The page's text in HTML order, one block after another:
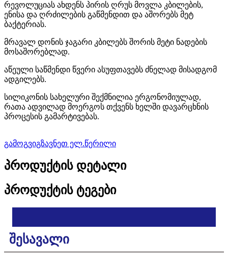
რევოლუციას ახდენს პირის ღრუს მოვლა კბილების,
ენისა და ღრძილების გაწმენდით და აშორებს მეტ
ბაქტერიას.
მრავალ დონის ჯაგარი კბილებს შორის მეტი ნადების
მოსაშორებლად.
აწეული საწმენდი წვერი ასუფთავებს ძნელად მისადგომ
ადგილებს.
სილიკონის სახელური შექმნილია ერგონომიულად,
რათა ადვილად მოერგოს თქვენს ხელში დავარცხნის
პროცესის გამარტივებას.
გამოგვიგზავნეთ ელ.წერილი
პროდუქტის დეტალი
პროდუქტის ტეგები
შესავალი